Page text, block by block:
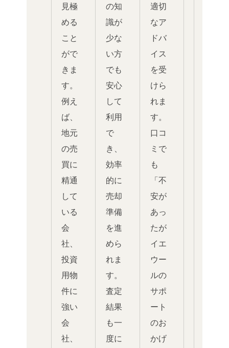
見極
める
こと
がで
きま
す。
例え
ば、
地元
の売
買に
精通
して
いる
会
社、
投資
用物
件に
強い
会
社、
の知
識が
少な
い方
でも
安心
して
利用
で
き、
効率
的に
売却
準備
を進
めら
れま
す。
査定
結果
も一
度に
適切
なア
ドバ
イス
を受
けら
れま
す。
口コ
ミで
も
「不
安が
あっ
たが
イエ
ウー
ルの
サポ
ート
のお
かげ